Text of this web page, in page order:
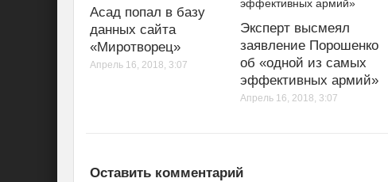
Асад попал в базу
данных сайта
«Миротворец»
Апрель 16, 2018, 3:07
Эксперт высмеял
заявление Порошенко
об «одной из самых
эффективных армий»
Апрель 16, 2018, 3:07
Оставить комментарий